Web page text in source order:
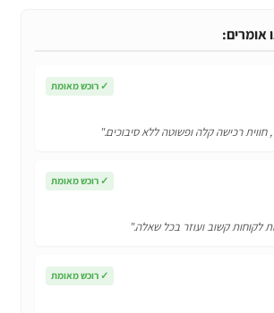
אומרים:
✓ רוכש מאומת
חווית רכישה קלה ופשוטה ללא סיבוכים."
✓ רוכש מאומת
לקוחות קשוב ועוזר בכל שאלה."
✓ רוכש מאומת